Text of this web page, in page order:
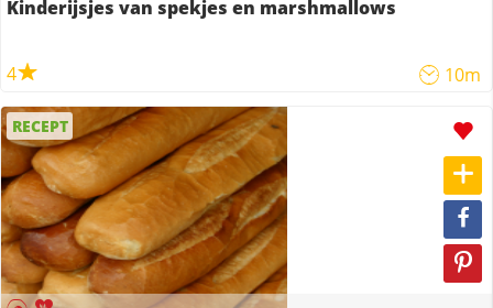
Kinderijsjes van spekjes en marshmallows
4 10m
RECEPT